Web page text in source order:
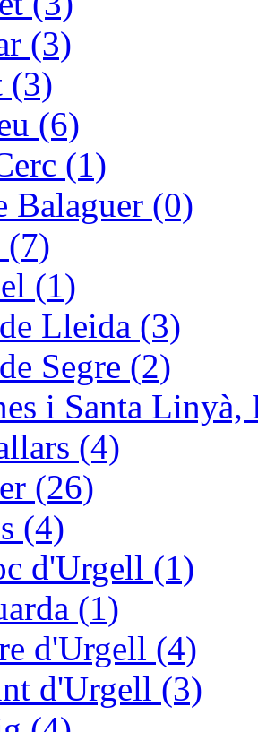
(3)
(3)
(6)
(1)
Balaguer (0)
(7)
(1)
Lleida (3)
Segre (2)
i Santa Linyà,
(4)
(26)
(4)
d'Urgell (1)
(1)
d'Urgell (4)
d'Urgell (3)